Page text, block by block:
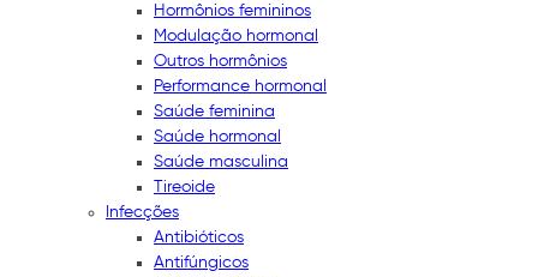
Hormônios femininos
Modulação hormonal
Outros hormônios
Performance hormonal
Saúde feminina
Saúde hormonal
Saúde masculina
Tireoide
Infecções
Antibióticos
Antifúngicos